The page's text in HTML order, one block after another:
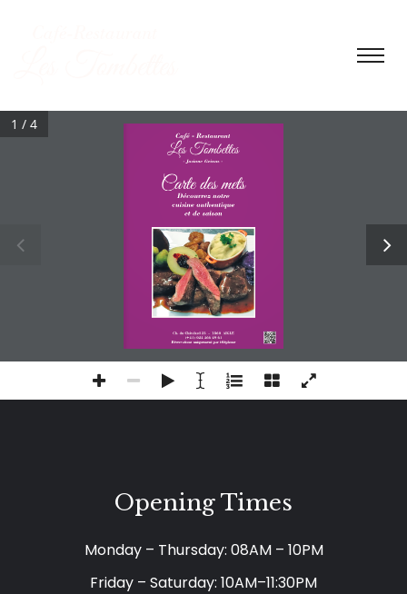
Ch. du Châtelard 23  -  1860  AIGLE
(+41) 024 466 49 61
Réservations uniquement par téléphone
Café - Restaurant
Les Tombettes
- Josiane Geinoz -
Découvrez notre
cuisine authentique
et de saison
Carte des mets
1 / 4
Opening Times
Monday – Thursday: 08AM – 10PM
Friday – Saturday: 10AM–11:30PM